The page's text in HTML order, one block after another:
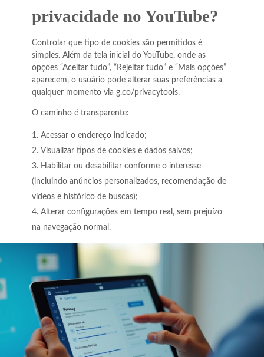
privacidade no YouTube?
Controlar que tipo de cookies são permitidos é
simples. Além da tela inicial do YouTube, onde as
opções “Aceitar tudo”, “Rejeitar tudo” e “Mais opções”
aparecem, o usuário pode alterar suas preferências a
qualquer momento via g.co/privacytools.
O caminho é transparente:
Acessar o endereço indicado;
Visualizar tipos de cookies e dados salvos;
Habilitar ou desabilitar conforme o interesse
(incluindo anúncios personalizados, recomendação de
vídeos e histórico de buscas);
Alterar configurações em tempo real, sem prejuízo
na navegação normal.